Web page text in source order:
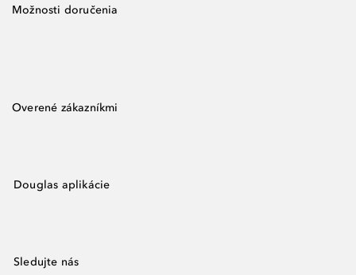
Možnosti doručenia
Overené zákazníkmi
Douglas aplikácie
Sledujte nás